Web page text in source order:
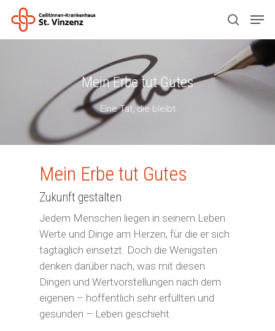
Drücken Sie ENTER zum Suchen oder ESC
zum Schließen.
Mein Erbe tut Gutes
Eine Tat, die bleibt
Mein Erbe tut Gutes
Zukunft gestalten
Jedem Menschen liegen in seinem Leben
Werte und Dinge am Herzen, für die er sich
tagtäglich einsetzt. Doch die Wenigsten
denken darüber nach, was mit diesen
Dingen und Wertvorstellungen nach dem
eigenen – hoffentlich sehr erfüllten und
gesunden – Leben geschieht.